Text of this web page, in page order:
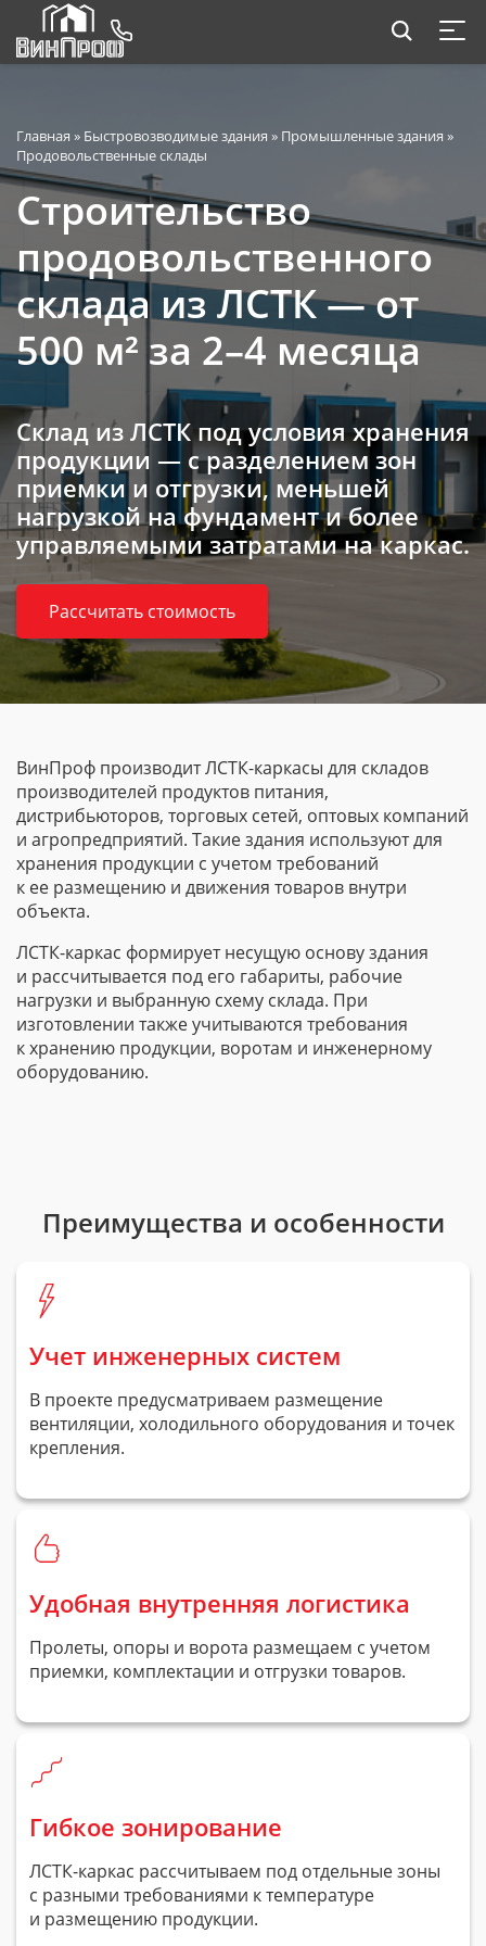
Главная » Быстровозводимые здания » Промышленные здания »
Продовольственные склады
Строительство
продовольственного
склада из ЛСТК — от
500 м² за 2–4 месяца
Склад из ЛСТК под условия хранения
продукции — с разделением зон
приемки и отгрузки, меньшей
нагрузкой на фундамент и более
управляемыми затратами на каркас.
Рассчитать стоимость
ВинПроф производитЛСТК-каркасы для складов
производителей продуктов питания,
дистрибьюторов, торговых сетей, оптовых компаний
и агропредприятий. Такие здания используют для
хранения продукции с учетом требований
к ее размещению и движения товаров внутри
объекта.
ЛСТК-каркас формирует несущую основу здания
и рассчитывается под его габариты, рабочие
нагрузки и выбранную схему склада. При
изготовлении также учитываются требования
к хранению продукции, воротам и инженерному
оборудованию.
Преимущества и особенности
Учет инженерных систем
В проекте предусматриваем размещение
вентиляции, холодильного оборудования и точек
крепления.
Удобная внутренняя логистика
Пролеты, опоры и ворота размещаем с учетом
приемки, комплектации и отгрузки товаров.
Гибкое зонирование
ЛСТК-каркас рассчитываем под отдельные зоны
с разными требованиями к температуре
и размещению продукции.